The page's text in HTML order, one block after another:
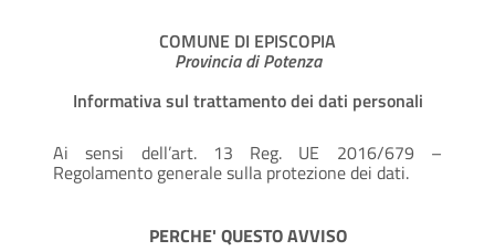
COMUNE DI EPISCOPIA
Provincia di Potenza
Informativa sul trattamento dei dati personali
Ai sensi dell’art. 13 Reg. UE 2016/679 –
Regolamento generale sulla protezione dei dati.
PERCHE' QUESTO AVVISO